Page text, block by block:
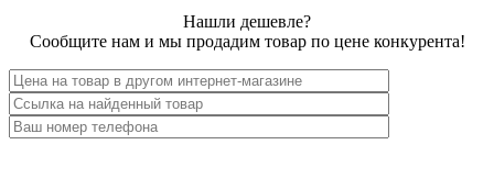
Нашли дешевле?
Сообщите нам и мы продадим товар по цене конкурента!